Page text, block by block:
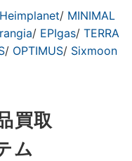
Heimplanet/ MINIMAL
/ EPIgas/ TERRA
/ OPTIMUS/ Sixmoon
買取
ム